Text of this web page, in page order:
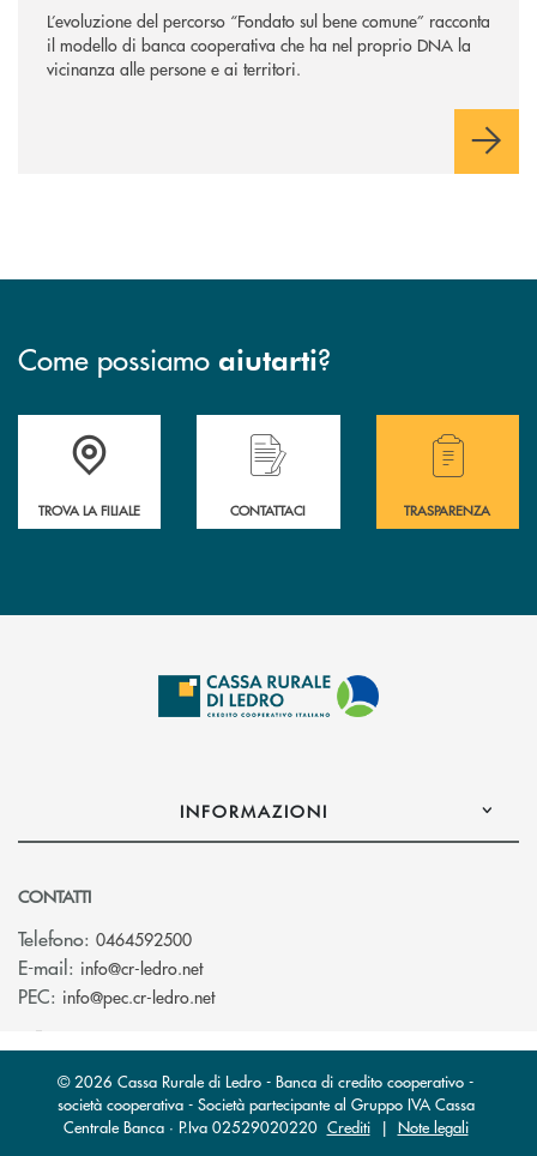
L’evoluzione del percorso “Fondato sul bene comune” racconta
il modello di banca cooperativa che ha nel proprio DNA la
vicinanza alle persone e ai territori.
Come possiamo aiutarti?
Accedi all' elenco completo delle filiali .
TROVA LA FILIALE
Hai bisogno di assistenza immediata?
CONTATTACI
Hai bisogno di
TRASPARENZA
INFORMAZIONI
CONTATTI
Telefono: 0464592500
E-mail: info@cr-ledro.net(si apre l’app di posta elettronica)
PEC: info@pec.cr-ledro.net(si apre l’app di posta elettronica)
© 2026 Cassa Rurale di Ledro - Banca di credito cooperativo -
società cooperativa - Società partecipante al Gruppo IVA Cassa
Centrale Banca · P.Iva 02529020220 Crediti| Note legali